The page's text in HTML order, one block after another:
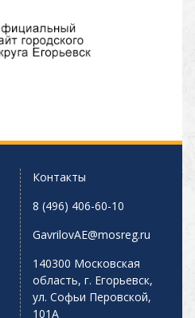
Контакты
8 (496) 406-60-10
GavrilovAE@mosreg.ru
140300 Московская
область, г. Егорьевск,
ул. Софьи Перовской,
101А